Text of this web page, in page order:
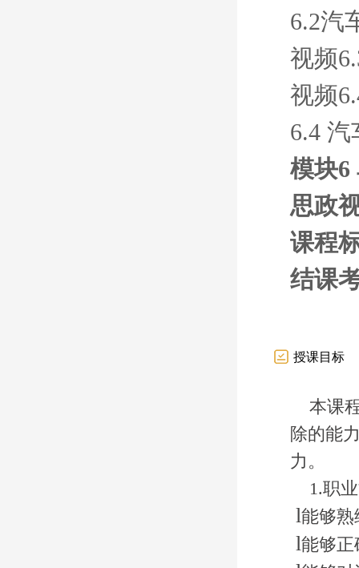
6.2汽
视频
视频
6.4
模块6
思政
课程
结课
授课目标
本课
除的能
力。
1.职
l能够熟
l能够正